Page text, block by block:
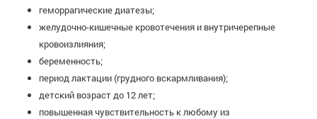
геморрагические диатезы;
желудочно-кишечные кровотечения и внутричерепные
кровоизлияния;
беременность;
период лактации (грудного вскармливания);
детский возраст до 12 лет;
повышенная чувствительность к любому из